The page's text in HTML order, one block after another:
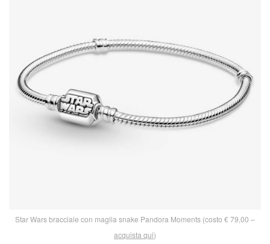
Star Wars bracciale con maglia snake Pandora Moments (costo € 79,00 –
acquista qui)